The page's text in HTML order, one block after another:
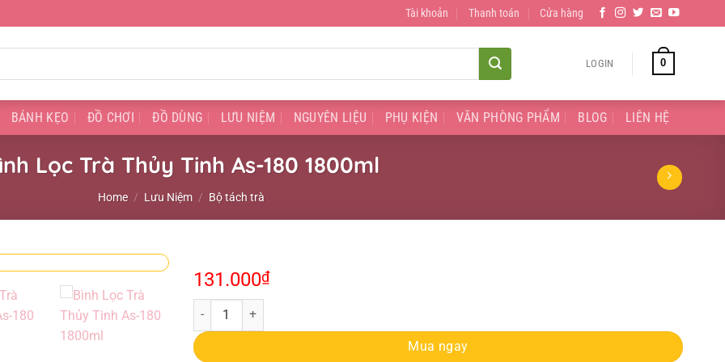
Tài khoản Thanh toán Cửa hàng
LOGIN 0
BÁNH KẸO ĐỒ CHƠI ĐỒ DÙNG LƯU NIỆM NGUYÊN LIỆU PHỤ KIỆN VĂN PHÒNG PHẨM BLOG LIÊN HỆ
Lọc Trà Thủy Tinh As-180 1800ml
Home / Lưu Niệm / Bộ tách trà
131.000₫
Bình Lọc Trà Thủy Tinh As-180 1800ml quantity
Mua ngay